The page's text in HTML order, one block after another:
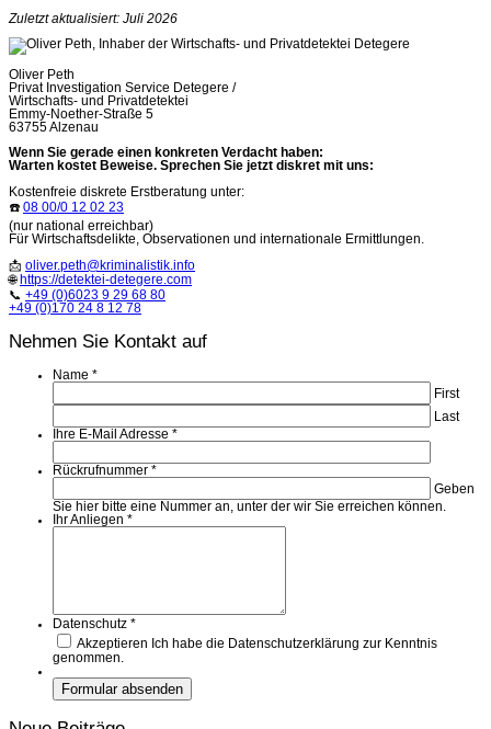
Zuletzt aktualisiert: Juli 2026
Oliver Peth
Privat Investigation Service Detegere /
Wirtschafts- und Privatdetektei
Emmy-Noether-Straße 5
63755 Alzenau
Wenn Sie gerade einen konkreten Verdacht haben:
Warten kostet Beweise. Sprechen Sie jetzt diskret mit uns:
Kostenfreie diskrete Erstberatung unter:
☎️ 08 00/0 12 02 23
(nur national erreichbar)
Für Wirtschaftsdelikte, Observationen und internationale Ermittlungen.
📩 oliver.peth@kriminalistik.info
🌐 https://detektei-detegere.com
📞 +49 (0)6023 9 29 68 80
+49 (0)170 24 8 12 78
Nehmen Sie Kontakt auf
Name *
First
Last
Ihre E-Mail Adresse *
Rückrufnummer *
Geben
Sie hier bitte eine Nummer an, unter der wir Sie erreichen können.
Ihr Anliegen *
Datenschutz *
Akzeptieren Ich habe die Datenschutzerklärung zur Kenntnis
genommen.